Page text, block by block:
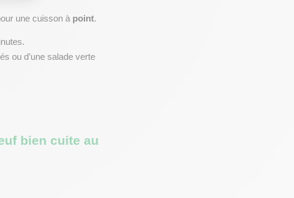
une cuisson à point.
ou d’une salade verte
bien cuite au